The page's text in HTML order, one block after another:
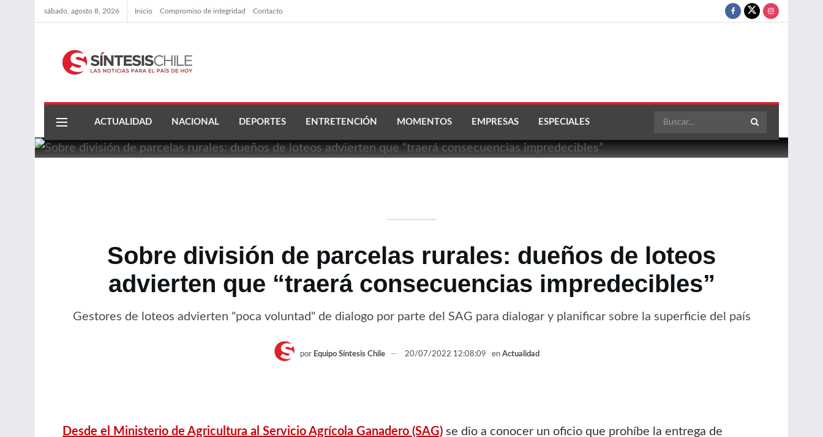
sábado, agosto 8, 2026 Inicio Compromiso de integridad Contacto
ACTUALIDAD NACIONAL DEPORTES ENTRETENCIÓN MOMENTOS EMPRESAS ESPECIALES
Sobre división de parcelas rurales: dueños de loteos
advierten que “traerá consecuencias impredecibles”
Gestores de loteos advierten "poca voluntad" de dialogo por parte del SAG para dialogar y planificar sobre la superficie del país
por Equipo Síntesis Chile 20/07/2022 12:08:09 en Actualidad
Desde el Ministerio de Agricultura al Servicio Agrícola Ganadero (SAG) se dio a conocer un oficio que prohíbe la entrega de